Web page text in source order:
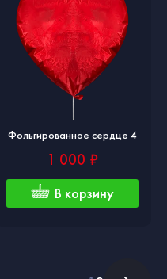
Фольгированное сердце 4
1 000 ₽
В корзину